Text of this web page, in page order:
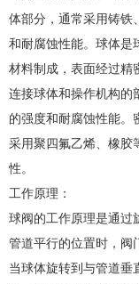
体部分，通常采用铸铁
和耐腐蚀性能。球体是
材料制成，表面经过精
连接球体和操作机构的
的强度和耐腐蚀性能。
采用聚四氟乙烯、橡胶
性。
工作原理：
球阀的工作原理是通过
管道平行的位置时，阀
当球体旋转到与管道垂